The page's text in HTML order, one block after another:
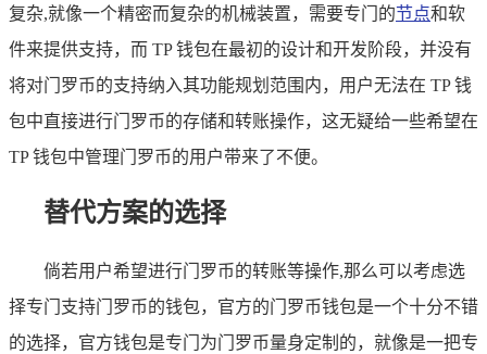
复杂,就像一个精密而复杂的机械装置，需要专门的节点和软
件来提供支持，而 TP 钱包在最初的设计和开发阶段，并没有
将对门罗币的支持纳入其功能规划范围内，用户无法在 TP 钱
包中直接进行门罗币的存储和转账操作，这无疑给一些希望在
TP 钱包中管理门罗币的用户带来了不便。
替代方案的选择
倘若用户希望进行门罗币的转账等操作,那么可以考虑选
择专门支持门罗币的钱包，官方的门罗币钱包是一个十分不错
的选择，官方钱包是专门为门罗币量身定制的，就像是一把专